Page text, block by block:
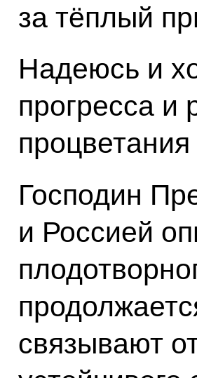
за тёплый
Надеюсь и
прогресса и
Господин
и Россией
связывают